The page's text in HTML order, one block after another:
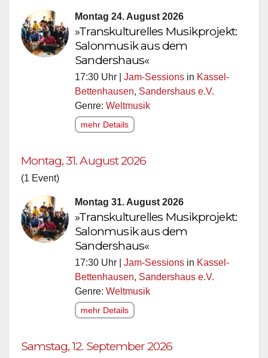
Montag 24. August 2026
»Transkulturelles Musikprojekt:
Salonmusik aus dem
Sandershaus«
17:30 Uhr | Jam-Sessions in Kassel-
Bettenhausen, Sandershaus e.V.
Genre: Weltmusik
mehr Details
Montag, 31. August 2026
(1 Event)
Montag 31. August 2026
»Transkulturelles Musikprojekt:
Salonmusik aus dem
Sandershaus«
17:30 Uhr | Jam-Sessions in Kassel-
Bettenhausen, Sandershaus e.V.
Genre: Weltmusik
mehr Details
Samstag, 12. September 2026